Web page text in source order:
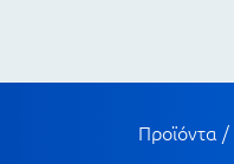
Προϊόντα /